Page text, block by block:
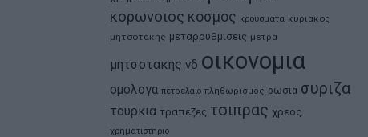
κορωνοιος κοσμος κρουσματα κυριακος
μητσοτακης μεταρρυθμισεις μετρα
μητσοτακης νδ οικονομια
ομολογα πετρελαιο πληθωρισμος ρωσια συριζα
τουρκια τραπεζες τσιπρας χρεος
χρηματιστηριο